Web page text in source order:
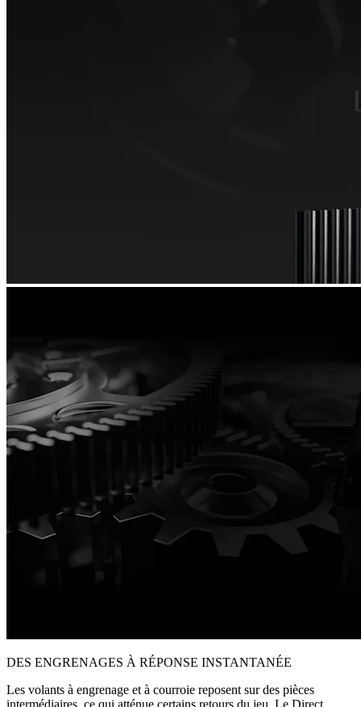
DES ENGRENAGES À RÉPONSE INSTANTANÉE
Les volants à engrenage et à courroie reposent sur des pièces
intermédiaires, ce qui atténue certains retours du jeu. Le Direct